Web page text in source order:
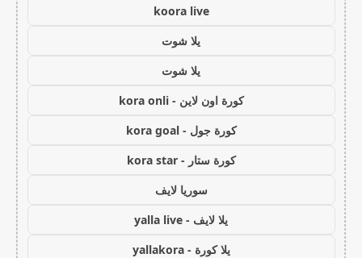
koora live
يلا شوت
يلا شوت
كورة اون لاين - kora onli
كورة جول - kora goal
كورة ستار - kora star
سوريا لايف
يلا لايف - yalla live
يلا كورة - yallakora